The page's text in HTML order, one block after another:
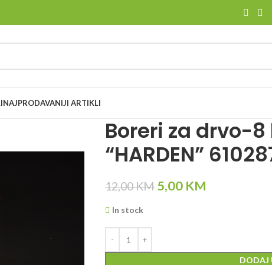
NAJPRODAVANIJI ARTIKLI
Boreri za drvo-
“HARDEN”
12,00KM 5,00 KM
In stock
DODAJ